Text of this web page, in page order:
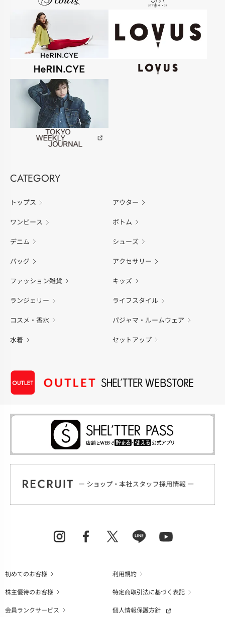
CATEGORY
トップス アウター
ワンピース ボトム
デニム シューズ
バッグ アクセサリー
ファッション雑貨 キッズ
ランジェリー ライフスタイル
コスメ・香水 パジャマ・ルームウェア
水着 セットアップ
初めてのお客様
利用規約
株主優待のお客様
特定商取引法に基づく表記
会員ランクサービス
個人情報保護方針